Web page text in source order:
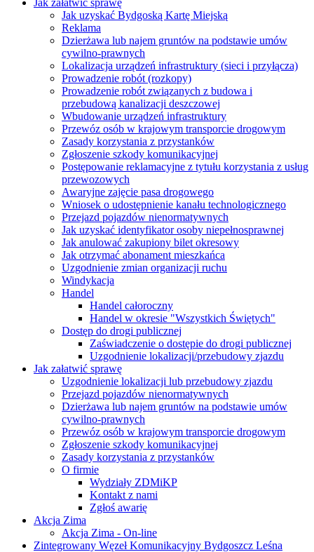
Jak uzyskać Bydgoską Kartę Miejską
Reklama
Dzierżawa lub najem gruntów na podstawie umów
cywilno-prawnych
Lokalizacja urządzeń infrastruktury (sieci i przyłącza)
Prowadzenie robót (rozkopy)
Prowadzenie robót związanych z budowa i
przebudową kanalizacji deszczowej
Wbudowanie urządzeń infrastruktury
Przewóz osób w krajowym transporcie drogowym
Zasady korzystania z przystanków
Zgłoszenie szkody komunikacyjnej
Postępowanie reklamacyjne z tytułu korzystania z usług
przewozowych
Awaryjne zajęcie pasa drogowego
Wniosek o udostępnienie kanału technologicznego
Przejazd pojazdów nienormatywnych
Jak uzyskać identyfikator osoby niepełnosprawnej
Jak anulować zakupiony bilet okresowy
Jak otrzymać abonament mieszkańca
Uzgodnienie zmian organizacji ruchu
Windykacja
Handel
Handel całoroczny
Handel w okresie "Wszystkich Świętych"
Dostęp do drogi publicznej
Zaświadczenie o dostępie do drogi publicznej
Uzgodnienie lokalizacji/przebudowy zjazdu
Jak załatwić sprawę
Uzgodnienie lokalizacji lub przebudowy zjazdu
Przejazd pojazdów nienormatywnych
Dzierżawa lub najem gruntów na podstawie umów
cywilno-prawnych
Przewóz osób w krajowym transporcie drogowym
Zgłoszenie szkody komunikacyjnej
Zasady korzystania z przystanków
O firmie
Wydziały ZDMiKP
Kontakt z nami
Zgłoś awarię
Akcja Zima
Akcja Zima - On-line
Zintegrowany Węzeł Komunikacyjny Bydgoszcz Leśna